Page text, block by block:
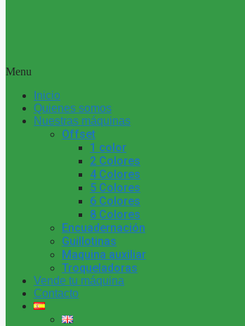
Menu
Inicio
Quienes somos
Nuestras máquinas
Offset
1 color
2 Colores
4 Colores
5 Colores
6 Colores
8 Colores
Encuadernación
Guillotinas
Maquina auxiliar
Troqueladoras
Vende tu máquina
Contacto